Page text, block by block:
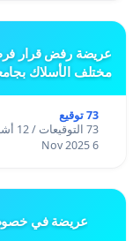
عريضة رفض قرار
مختلف الأسلاك
73 توقيع
73 التوقيعات / 12 أشهر
6 Nov 2025
عريضة في